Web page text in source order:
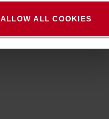
ALLOW ALL COOKIES